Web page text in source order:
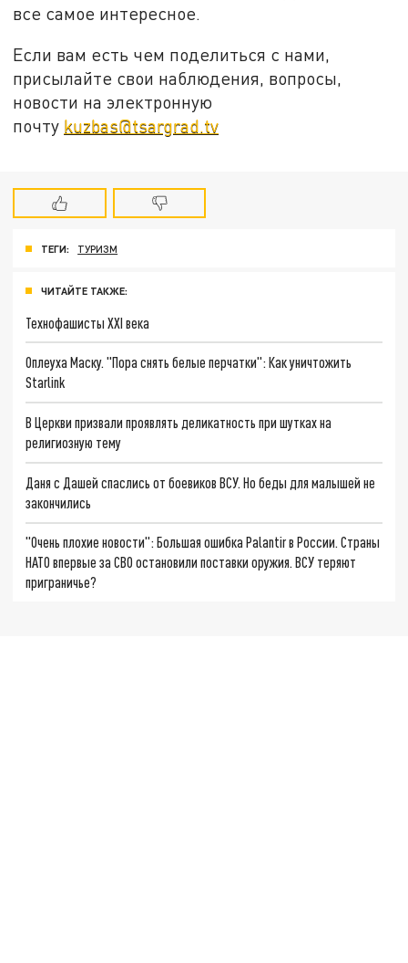
все самое интересное.
Если вам есть чем поделиться с нами,
присылайте свои наблюдения, вопросы,
новости на электронную
почту kuzbas@tsargrad.tv
ТЕГИ: ТУРИЗМ
ЧИТАЙТЕ ТАКЖЕ:
Технофашисты XXI века
Оплеуха Маску. "Пора снять белые перчатки": Как уничтожить
Starlink
В Церкви призвали проявлять деликатность при шутках на
религиозную тему
Даня с Дашей спаслись от боевиков ВСУ. Но беды для малышей не
закончились
"Очень плохие новости": Большая ошибка Palantir в России. Страны
НАТО впервые за СВО остановили поставки оружия. ВСУ теряют
приграничье?